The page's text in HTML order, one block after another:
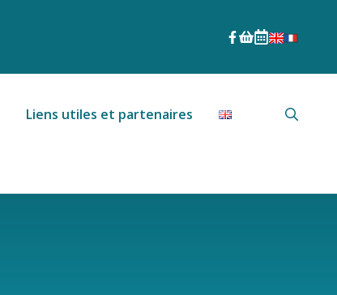
Liens utiles et partenaires